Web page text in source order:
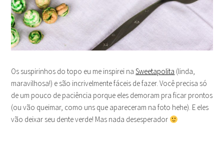
Os suspirinhos do topo eu me inspirei naSweetapolita (linda,
maravilhosa!) e são incrivelmente fáceis de fazer. Você precisa só
de um pouco de paciência porque eles demoram pra ficar prontos
(ou vão queimar, como uns que apareceram na foto hehe). E eles
vão deixar seu dente verde! Mas nada desesperador